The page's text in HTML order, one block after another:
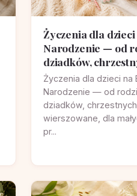
Życzenia dla dzieci
Narodzenie — od
dziadków,
Życzenia dla dzieci na
Narodzenie — od
dziadków,
wierszowane, dla
pr...